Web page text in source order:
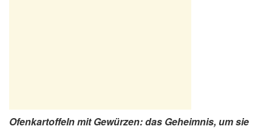
Ofenkartoffeln mit Gewürzen: das Geheimnis, um sie